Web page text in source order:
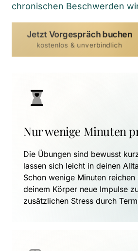
chronischen Beschwerden
Jetzt Vorgespräch buchen
kostenlos & unverbindlich
Nur wenige Minuten
Die Übungen sind bewusst
lassen sich leicht in deinen
Schon wenige Minuten reichen
deinem Körper neue Impulse
zusätzlichen Stress durch